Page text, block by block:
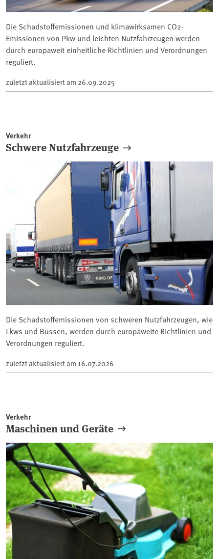
Die Schadstoffemissionen und klimawirksamen CO2-
Emissionen von Pkw und leichten Nutzfahrzeugen werden
durch europaweit einheitliche Richtlinien und Verordnungen
reguliert.
zuletzt aktualisiert am 26.09.2025
Verkehr
Schwere Nutzfahrzeuge
Die Schadstoffemissionen von schweren Nutzfahrzeugen, wie
Lkws und Bussen, werden durch europaweite Richtlinien und
Verordnungen reguliert.
zuletzt aktualisiert am 16.07.2026
Verkehr
Maschinen und Geräte